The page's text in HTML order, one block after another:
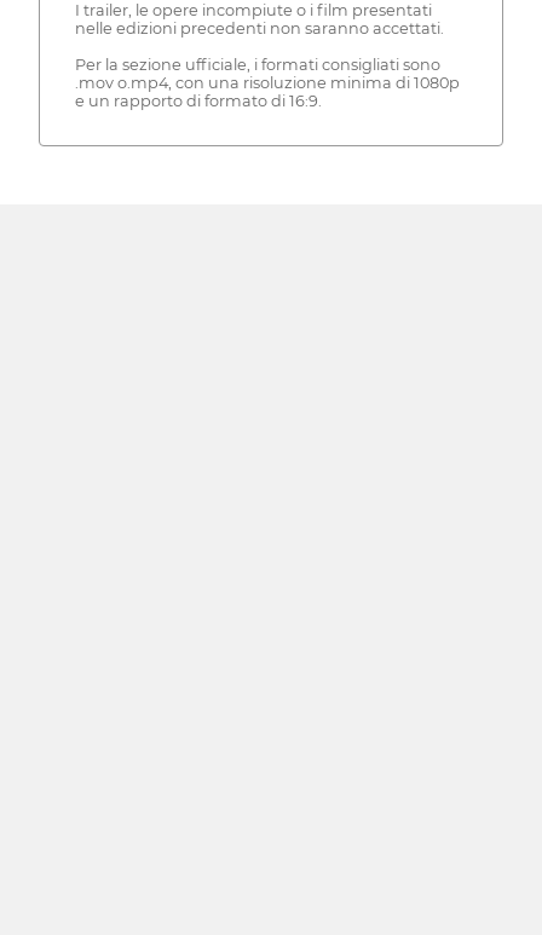
I trailer, le opere incompiute o i film presentati
nelle edizioni precedenti non saranno accettati.
Per la sezione ufficiale, i formati consigliati sono
.mov o.mp4, con una risoluzione minima di 1080p
e un rapporto di formato di 16:9.